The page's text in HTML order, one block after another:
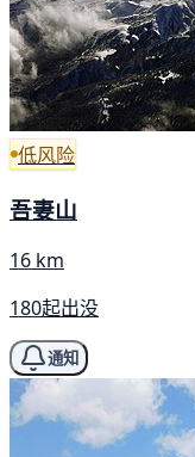
低风险
吾妻山
16 km
180起出没
通知